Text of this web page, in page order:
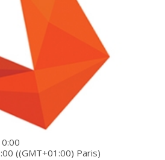
((GMT+01:00) Paris)